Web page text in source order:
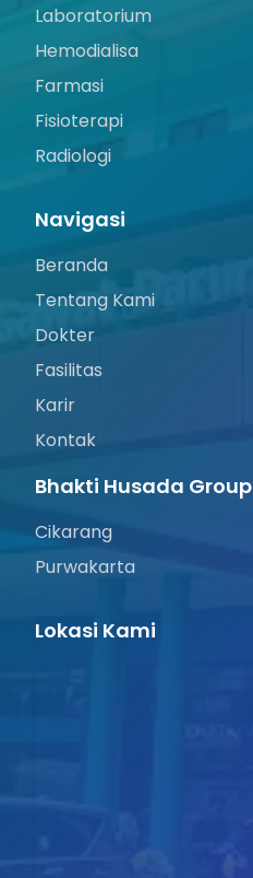
Laboratorium
Hemodialisa
Farmasi
Fisioterapi
Radiologi
Navigasi
Beranda
Tentang Kami
Dokter
Fasilitas
Karir
Kontak
Bhakti Husada Group
Cikarang
Purwakarta
Lokasi Kami